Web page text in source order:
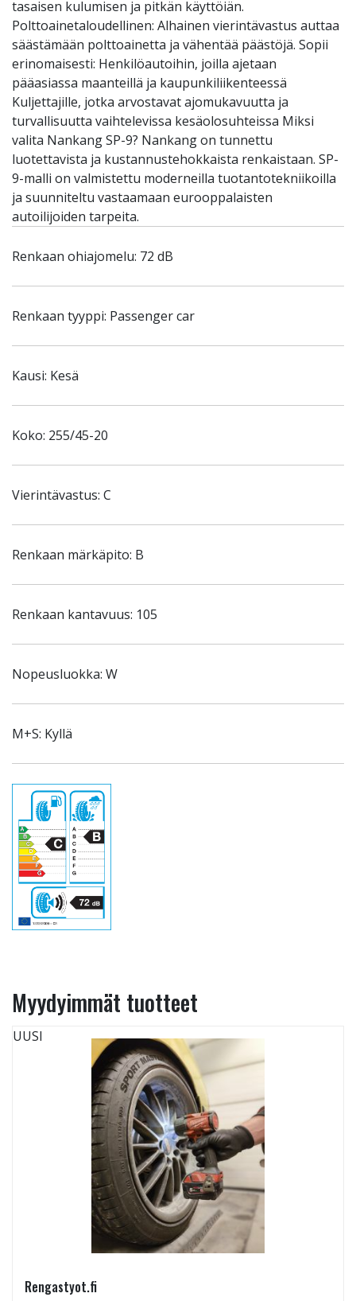
tasaisen kulumisen ja pitkän käyttöiän.
Polttoainetaloudellinen: Alhainen vierintävastus auttaa
säästämään polttoainetta ja vähentää päästöjä. Sopii
erinomaisesti: Henkilöautoihin, joilla ajetaan
pääasiassa maanteillä ja kaupunkiliikenteessä
Kuljettajille, jotka arvostavat ajomukavuutta ja
turvallisuutta vaihtelevissa kesäolosuhteissa Miksi
valita Nankang SP-9? Nankang on tunnettu
luotettavista ja kustannustehokkaista renkaistaan. SP-
9-malli on valmistettu moderneilla tuotantotekniikoilla
ja suunniteltu vastaamaan eurooppalaisten
autoilijoiden tarpeita.
Renkaan ohiajomelu: 72 dB
Renkaan tyyppi: Passenger car
Kausi: Kesä
Koko: 255/45-20
Vierintävastus: C
Renkaan märkäpito: B
Renkaan kantavuus: 105
Nopeusluokka: W
M+S: Kyllä
Myydyimmät tuotteet
UUSI
Rengastyot.fi